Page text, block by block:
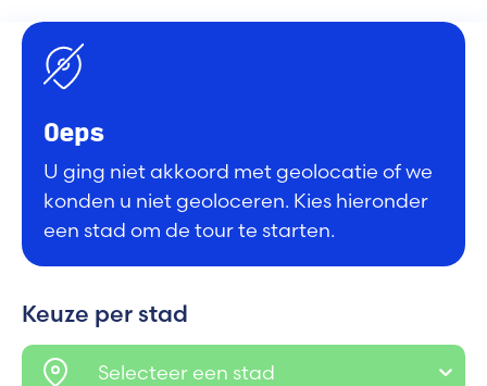
Oeps
U ging niet akkoord met geolocatie of we
konden u niet geoloceren. Kies hieronder
een stad om de tour te starten.
Keuze per stad
Selecteer een stad